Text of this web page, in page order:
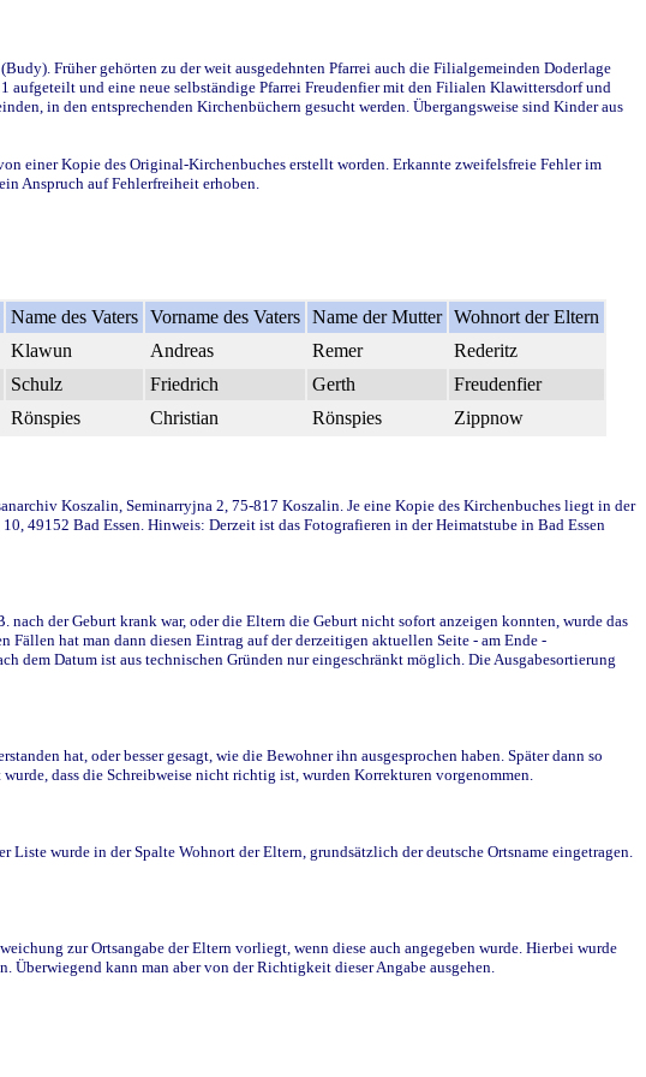
Früher gehörten zu der weit ausgedehnten Pfarrei auch die Filialgemeinden Doderlage
und eine neue selbständige Pfarrei Freudenfier mit den Filialen Klawittersdorf und
in den entsprechenden Kirchenbüchern gesucht werden. Übergangsweise sind Kinder aus
einer Kopie des Original-Kirchenbuches erstellt worden. Erkannte zweifelsfreie Fehler im
Anspruch auf Fehlerfreiheit erhoben.
Name des Vaters Vorname des Vaters Name der Mutter Wohnort der Eltern
Klawun Andreas Remer
Rederitz
Schulz Friedrich Gerth
Freudenfier
Rönspies Christian Rönspies Zippnow
Koszalin, Seminarryjna 2, 75-817 Koszalin. Je eine Kopie des Kirchenbuches liegt in der
49152 Bad Essen. Hinweis: Derzeit ist das Fotografieren in der Heimatstube in Bad Essen
der Geburt krank war, oder die Eltern die Geburt nicht sofort anzeigen konnten, wurde das
hat man dann diesen Eintrag auf der derzeitigen aktuellen Seite - am Ende -
dem Datum ist aus technischen Gründen nur eingeschränkt möglich. Die Ausgabesortierung
hat, oder besser gesagt, wie die Bewohner ihn ausgesprochen haben. Später dann so
dass die Schreibweise nicht richtig ist, wurden Korrekturen vorgenommen.
wurde in der Spalte Wohnort der Eltern, grundsätzlich der deutsche Ortsname eingetragen.
zur Ortsangabe der Eltern vorliegt, wenn diese auch angegeben wurde. Hierbei wurde
kann man aber von der Richtigkeit dieser Angabe ausgehen.